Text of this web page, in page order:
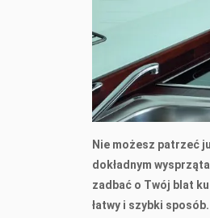
Nie możesz patrzeć
dokładnym
zadbać o Twój blat
łatwy i szybki